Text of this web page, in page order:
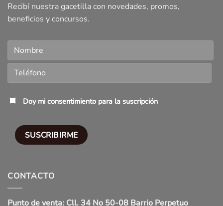
Recibí nuestra gacetilla con novedades, promos,
beneficios y concursos.
Doy mi consentimiento para la suscripción
CONTACTO
Punto de venta: Cll. 34 No 50-08 Barrio Perpetuo